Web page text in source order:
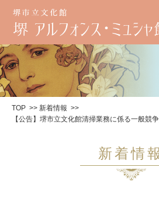
TOP
新着情報
【公告】堺市立文化館清掃業務に係る一般競
新着情報